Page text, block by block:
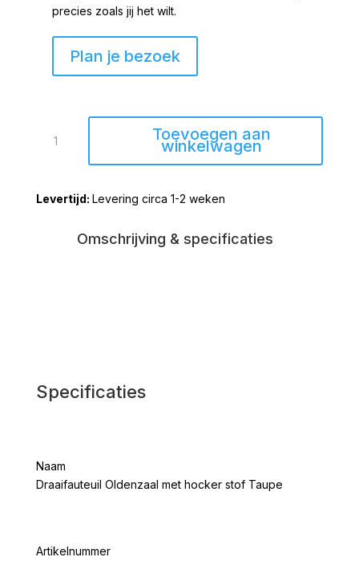
precies zoals jij het wilt.
Plan je bezoek
Oldenzaal
stof
Toevoegen aan
winkelwagen
Levering circa 1-2 weken
Omschrijving & specificaties
Specificaties
Naam
Draaifauteuil Oldenzaal met hocker stof Taupe
Artikelnummer